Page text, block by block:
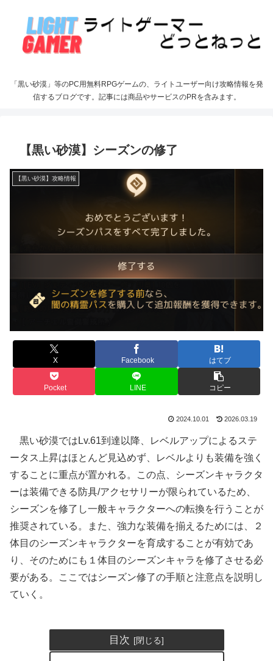
「黒い砂漠」等のPC用無料RPGゲームの、ライトユーザー向け攻略情報を発
信するブログです。記事には商品やサービスのPRを含みます。
【黒い砂漠】シーズンの修了
【黒い砂漠】攻略情報
X Facebook はてブ
Pocket LINE コピー
2024.10.01 2026.03.19
黒い砂漠ではLv.61到達以降、レベルアップによるステ
ータス上昇はほとんど見込めず、レベルよりも装備を強く
することに重点が置かれる。この点、シーズンキャラクタ
ーは装備できる防具/アクセサリーが限られているため、
シーズンを修了し一般キャラクターへの転換を行うことが
推奨されている。また、強力な装備を揃えるためには、２
体目のシーズンキャラクターを育成することが有効であ
り、そのためにも１体目のシーズンキャラを修了させる必
要がある。ここではシーズン修了の手順と注意点を説明し
ていく。
目次